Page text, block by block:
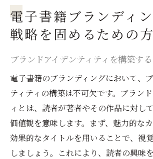
電子書籍ブランディ
戦略を固めるための
ブランドアイデンティティを構築する
電子書籍のブランディングにおいて、
ティティの構築は不可欠です。ブラン
ィとは、読者が著者やその作品に対し
価値観を意味します。まず、魅力的な
効果的なタイトルを用いることで、視
しましょう。これにより、読者の興味